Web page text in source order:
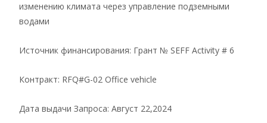
изменению климата через управление подземными
водами
Источник финансирования: Грант № SEFF Activity # 6
Контракт: RFQ#G-02 Office vehicle
Дата выдачи Запроса: Август 22,2024